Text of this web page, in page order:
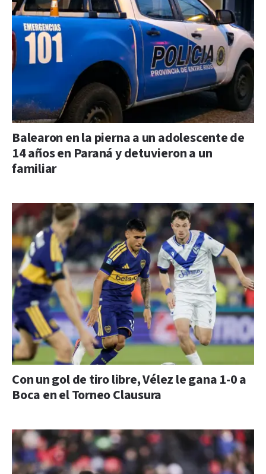
Balearon en la pierna a un adolescente de
14 años en Paraná y detuvieron a un
familiar
Con un gol de tiro libre, Vélez le gana 1-0 a
Boca en el Torneo Clausura